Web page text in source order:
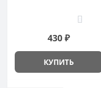
430 ₽
КУПИТЬ